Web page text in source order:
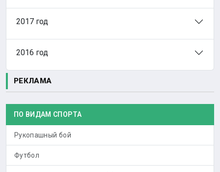
2017 год
2016 год
РЕКЛАМА
ПО ВИДАМ СПОРТА
Рукопашный бой
Футбол